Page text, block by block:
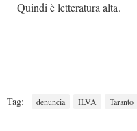
Quindi è letteratura alta.
Tag: denuncia ILVA Taranto